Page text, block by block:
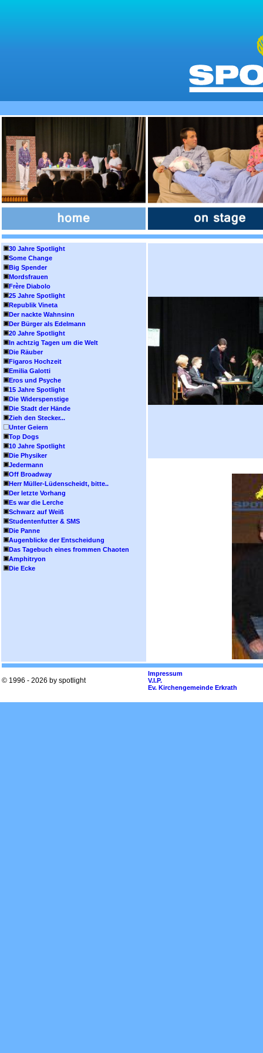
30 Jahre Spotlight
Some Change
Big Spender
Mordsfrauen
Frère Diabolo
25 Jahre Spotlight
Republik Vineta
Der nackte Wahnsinn
Der Bürger als Edelmann
20 Jahre Spotlight
In achtzig Tagen um die Welt
Die Räuber
Figaros Hochzeit
Emilia Galotti
Eros und Psyche
15 Jahre Spotlight
Die Widerspenstige
Die Stadt der Hände
Zieh den Stecker...
Unter Geiern
Top Dogs
10 Jahre Spotlight
Die Physiker
Jedermann
Off Broadway
Herr Müller-Lüdenscheidt, bitte..
Der letzte Vorhang
Es war die Lerche
Schwarz auf Weiß
Studentenfutter & SMS
Die Panne
Augenblicke der Entscheidung
Das Tagebuch eines frommen Chaoten
Amphitryon
Die Ecke
© 1996 - 2026 by spotlight
Impressum
V.I.P.
Ev. Kirchengemeinde Erkrath